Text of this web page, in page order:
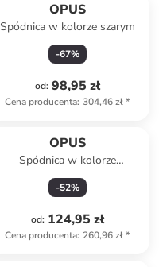
OPUS
Spódnica w kolorze szarym
-67%
od: 98,95 zł
Cena producenta: 304,46 zł*
OPUS
Spódnica w kolorze
granatowym
-52%
od: 124,95 zł
Cena producenta: 260,96 zł*